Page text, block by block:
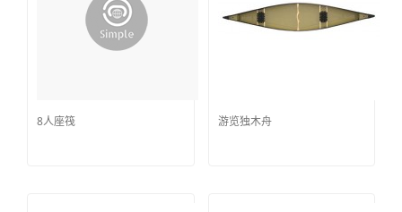
8人座筏 游览独木舟